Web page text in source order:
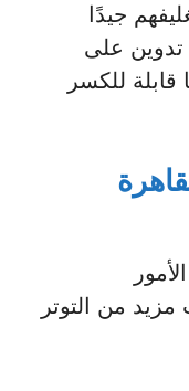
جيدًا
تدوين على
قابلة للكسر
من التوتر